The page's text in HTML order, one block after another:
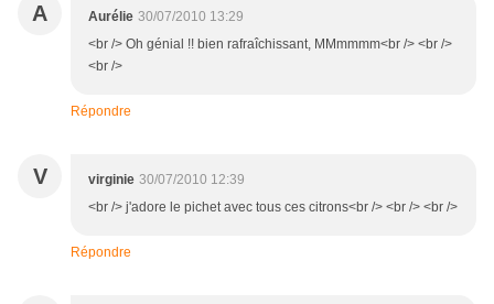
A Aurélie 30/07/2010 13:29
<br /> Oh génial !! bien rafraîchissant, MMmmmm<br /> <br />
<br />
Répondre
V virginie 30/07/2010 12:39
<br /> j'adore le pichet avec tous ces citrons<br /> <br /> <br />
Répondre